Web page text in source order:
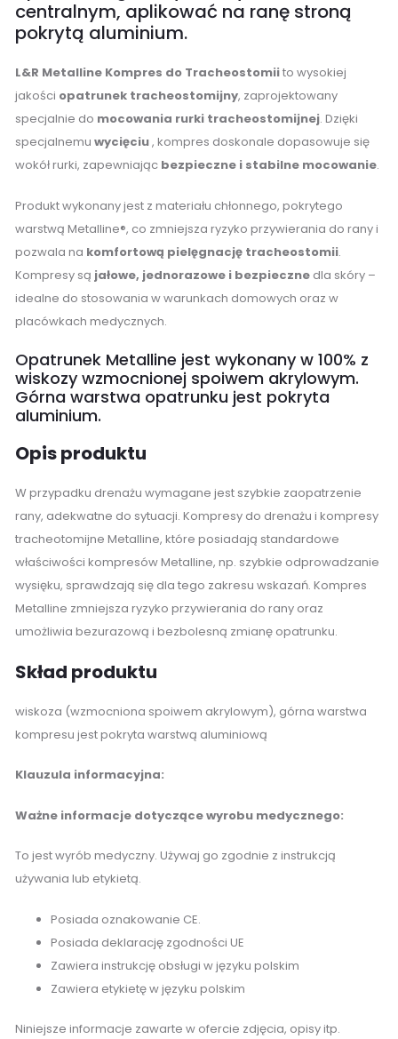
centralnym, aplikować na ranę stroną
pokrytą aluminium.
L&R Metalline Kompres do Tracheostomiito wysokiej
jakości opatrunek tracheostomijny, zaprojektowany
specjalnie do mocowania rurki tracheostomijnej. Dzięki
specjalnemuwycięciu, kompres doskonale dopasowuje się
wokół rurki, zapewniając bezpieczne i stabilne mocowanie.
Produkt wykonany jest z materiału chłonnego, pokrytego
warstwą Metalline®, co zmniejsza ryzyko przywierania do rany i
pozwala na komfortową pielęgnację tracheostomii.
Kompresy są jałowe, jednorazowe i bezpieczne dla skóry –
idealne do stosowania w warunkach domowych oraz w
placówkach medycznych.
Opatrunek Metalline jest wykonany w 100% z
wiskozy wzmocnionej spoiwem akrylowym.
Górna warstwa opatrunku jest pokryta
aluminium.
Opis produktu
W przypadku drenażu wymagane jest szybkie zaopatrzenie
rany, adekwatne do sytuacji. Kompresy do drenażu i kompresy
tracheotomijne Metalline, które posiadają standardowe
właściwości kompresów Metalline, np. szybkie odprowadzanie
wysięku, sprawdzają się dla tego zakresu wskazań. Kompres
Metalline zmniejsza ryzyko przywierania do rany oraz
umożliwia bezurazową i bezbolesną zmianę opatrunku.
Skład produktu
wiskoza (wzmocniona spoiwem akrylowym), górna warstwa
kompresu jest pokryta warstwą aluminiową
Klauzula informacyjna:
Ważne informacje dotyczące wyrobu medycznego:
To jest wyrób medyczny. Używaj go zgodnie z instrukcją
używania lub etykietą.
Posiada oznakowanie CE.
Posiada deklarację zgodności UE
Zawiera instrukcję obsługi w języku polskim
Zawiera etykietę w języku polskim
Niniejsze informacje zawarte w ofercie zdjęcia, opisy itp.